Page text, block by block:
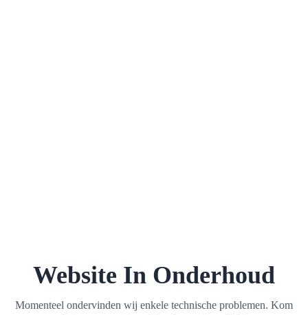
Website In Onderhoud
Momenteel ondervinden wij enkele technische problemen. Kom